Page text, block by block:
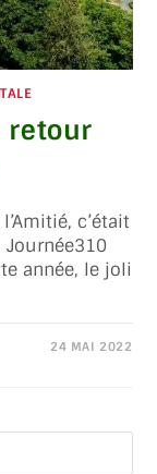
retour
c’était
année, le joli
24 MAI 2022